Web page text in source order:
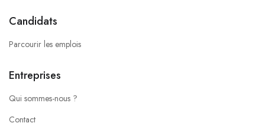
Candidats
Parcourir les emplois
Entreprises
Qui sommes-nous ?
Contact